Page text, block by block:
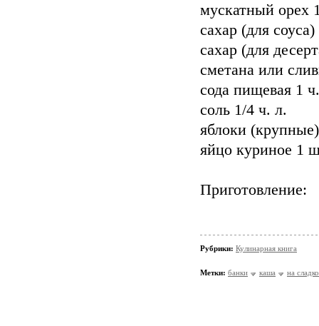
мускатный орех
сахар (для
сахар (для
сметана или
сода пищевая 1
соль 1/4 ч. л.
яблоки
яйцо куриное 1
Приготовление:
Рубрики: Кулинарная книга
Метки: банки каша на